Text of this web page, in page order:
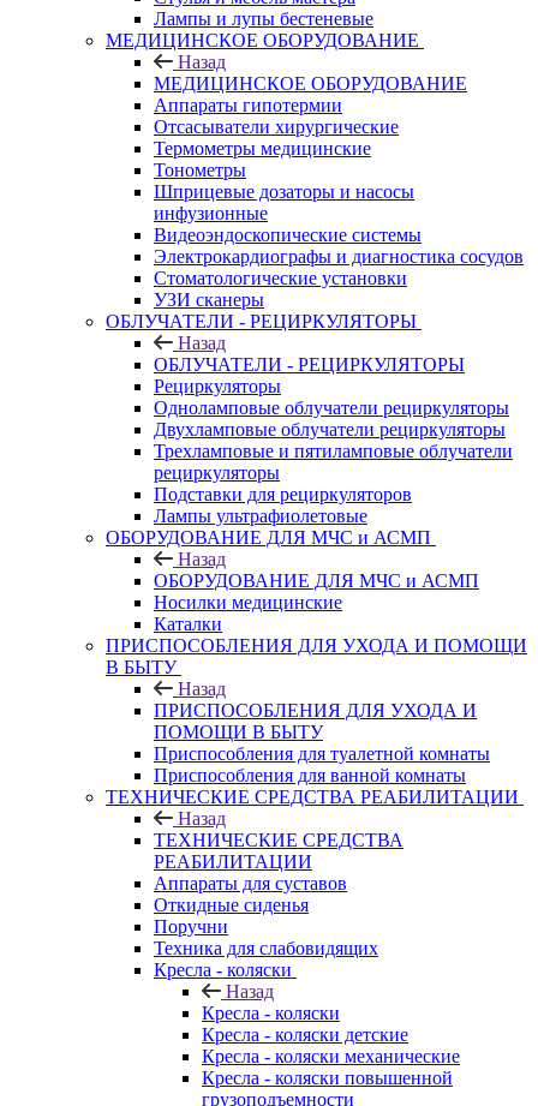
Лампы и лупы бестеневые
МЕДИЦИНСКОЕ ОБОРУДОВАНИЕ
Назад
МЕДИЦИНСКОЕ ОБОРУДОВАНИЕ
Аппараты гипотермии
Отсасыватели хирургические
Термометры медицинские
Тонометры
Шприцевые дозаторы и насосы
инфузионные
Видеоэндоскопические системы
Электрокардиографы и диагностика сосудов
Стоматологические установки
УЗИ сканеры
ОБЛУЧАТЕЛИ - РЕЦИРКУЛЯТОРЫ
Назад
ОБЛУЧАТЕЛИ - РЕЦИРКУЛЯТОРЫ
Рециркуляторы
Одноламповые облучатели рециркуляторы
Двухламповые облучатели рециркуляторы
Трехламповые и пятиламповые облучатели
рециркуляторы
Подставки для рециркуляторов
Лампы ультрафиолетовые
ОБОРУДОВАНИЕ ДЛЯ МЧС и АСМП
Назад
ОБОРУДОВАНИЕ ДЛЯ МЧС и АСМП
Носилки медицинские
Каталки
ПРИСПОСОБЛЕНИЯ ДЛЯ УХОДА И ПОМОЩИ
В БЫТУ
Назад
ПРИСПОСОБЛЕНИЯ ДЛЯ УХОДА И
ПОМОЩИ В БЫТУ
Приспособления для туалетной комнаты
Приспособления для ванной комнаты
ТЕХНИЧЕСКИЕ СРЕДСТВА РЕАБИЛИТАЦИИ
Назад
ТЕХНИЧЕСКИЕ СРЕДСТВА
РЕАБИЛИТАЦИИ
Аппараты для суставов
Откидные сиденья
Поручни
Техника для слабовидящих
Кресла - коляски
Назад
Кресла - коляски
Кресла - коляски детские
Кресла - коляски механические
Кресла - коляски повышенной
грузоподъемности